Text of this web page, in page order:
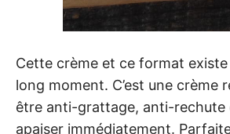
Cette crème et ce format existe
long moment. C’est une crème
être anti-grattage, anti-rechute
apaiser immédiatement.